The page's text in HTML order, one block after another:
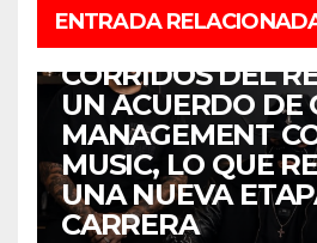
ENTRADA
CORRIDOS DEL
UN ACUERDO DE
MANAGEMENT
MUSIC, LO QUE
UNA NUEVA
CARRERA